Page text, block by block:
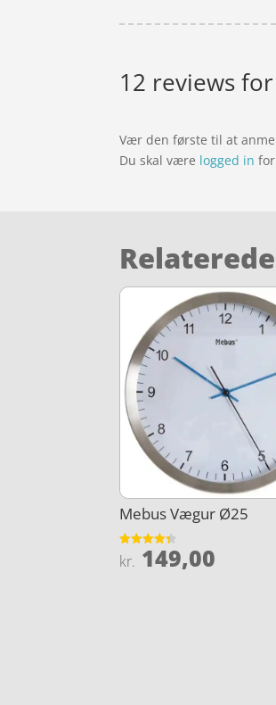
12 reviews
Vær den første til at
Du skal være logged in
Mebus Vægur Ø25
Vurderet
4.4
kr. 149,00